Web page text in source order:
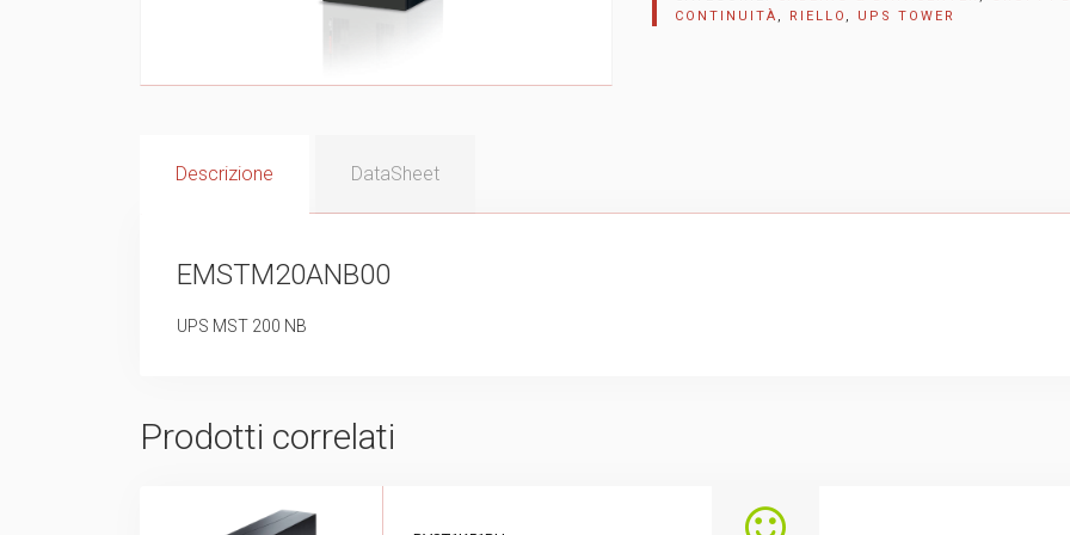
CONTINUITÀ , RIELLO , UPS TOWER
Descrizione DataSheet
EMSTM20ANB00
UPS MST 200 NB
Prodotti correlati